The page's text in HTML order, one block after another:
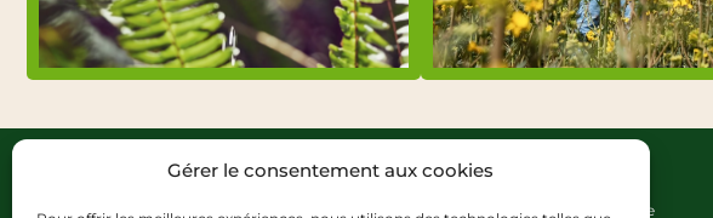
Gérer le consentement aux cookies
Formation Naturopathie